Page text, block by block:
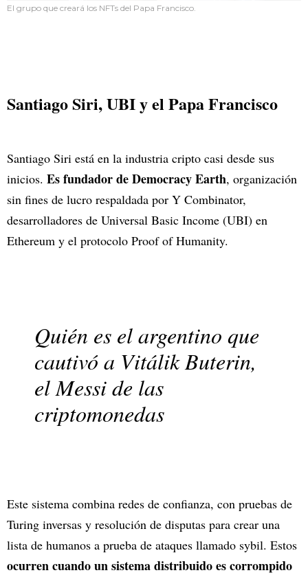
El grupo que creará los NFTs del Papa Francisco.
Santiago Siri, UBI y el Papa Francisco
Santiago Siri está en la industria cripto casi desde sus
inicios. Es fundador de Democracy Earth, organización
sin fines de lucro respaldada por Y Combinator,
desarrolladores de Universal Basic Income (UBI) en
Ethereum y el protocolo Proof of Humanity.
Quién es el argentino que
cautivó a Vitálik Buterin,
el Messi de las
criptomonedas
Este sistema combina redes de confianza, con pruebas de
Turing inversas y resolución de disputas para crear una
lista de humanos a prueba de ataques llamado sybil. Estos
ocurren cuando un sistema distribuido es corrompido